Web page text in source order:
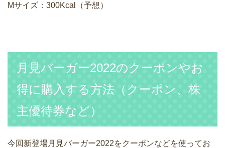
Mサイズ：300Kcal（予想）
月見バーガー2022のクーポンやお
得に購入する方法（クーポン、株
主優待券など）
今回新登場月見バーガー2022をクーポンなどを使ってお